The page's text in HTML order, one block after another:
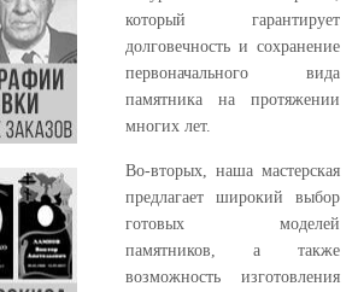
который гарантирует
долговечность и сохранение
первоначального вида
памятника на протяжении
многих лет.
Во-вторых, наша мастерская
предлагает широкий выбор
готовых моделей
памятников, а также
возможность изготовления